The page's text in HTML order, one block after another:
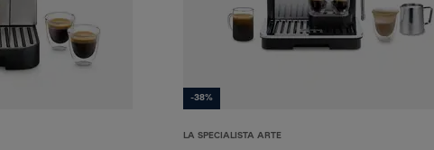
-38%
LA SPECIALISTA ARTE